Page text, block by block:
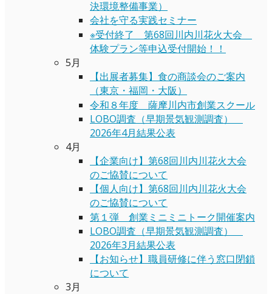
決環境整備事業）
会社を守る実践セミナー
※受付終了 第68回川内川花火大会
体験プラン等申込受付開始！！
5月
【出展者募集】食の商談会のご案内
（東京・福岡・大阪）
令和８年度 薩摩川内市創業スクール
LOBO調査（早期景気観測調査）
2026年4月結果公表
4月
【企業向け】第68回川内川花火大会
のご協賛について
【個人向け】第68回川内川花火大会
のご協賛について
第１弾 創業ミニミニトーク開催案内
LOBO調査（早期景気観測調査）
2026年3月結果公表
【お知らせ】職員研修に伴う窓口閉鎖
について
3月